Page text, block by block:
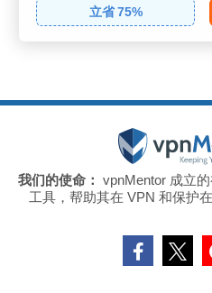
立省 75%
我们的使命： vpnMentor 成立
工具，帮助其在 VPN 和保护